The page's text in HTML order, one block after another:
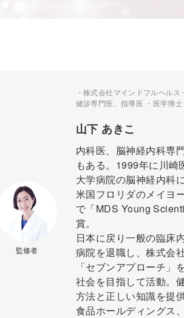
監修者
・株式会社マインドフルヘル
健診専門医、指導医 ・医学博士
山下 あきこ
内科医、脳神経内科専
もある。1999年に川
大学病院の脳神経内科に
米国フロリダのメイヨ
で「MDS Young
賞。
日本に戻り一般の臨床
病院を退職し、株式会
「セブンアプローチ
社会を目指して活動。
方法と正しい知識を提
食品ホールディングス